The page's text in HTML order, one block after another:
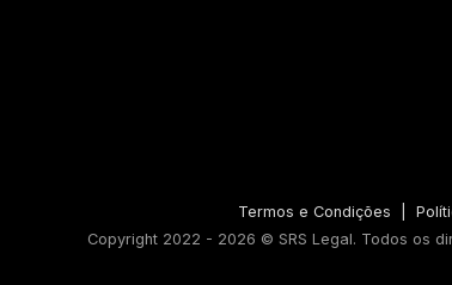
Termos e Condições
Copyright 2022 - 2026 © SRS Legal. Todos os